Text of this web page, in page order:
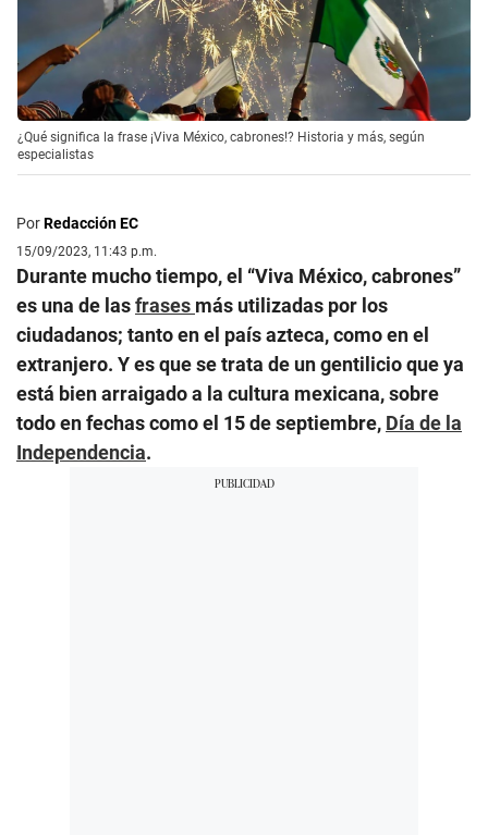
¿Qué significa la frase ¡Viva México, cabrones!? Historia y más, según
especialistas
PorRedacción EC
15/09/2023, 11:43 p.m.
Durante mucho tiempo, el “Viva México, cabrones”
es una de lasfrases más utilizadas por los
ciudadanos; tanto en el país azteca, como en el
extranjero. Y es que se trata de un gentilicio que ya
está bien arraigado a la cultura mexicana, sobre
todo en fechas como el 15 de septiembre, Día de la
Independencia.